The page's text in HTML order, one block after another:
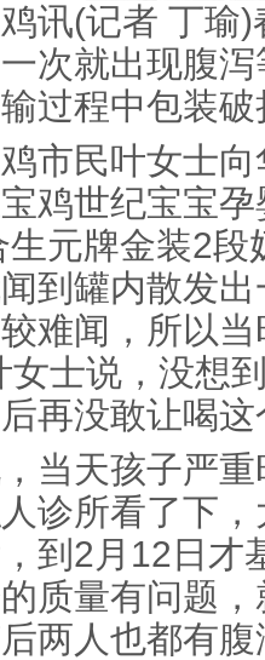
讯(记者 丁瑜
次就出现腹
过程中包装
市民叶女士
鸡世纪宝宝
元牌金装2
到罐内散发
难闻，所以
女士说，没想
再没敢让喝
当天孩子严
诊所看了下
到2月12日才
质量有问题
两人也都有